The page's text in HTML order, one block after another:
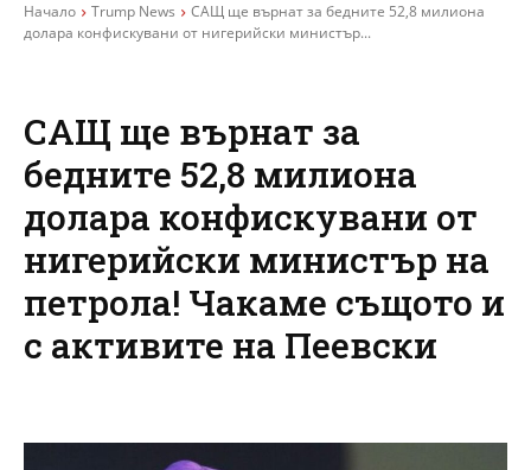
Начало Trump News
САЩ ще върнат за бедните 52,8 милиона
долара конфискувани от нигерийски министър...
САЩ ще върнат за
бедните 52,8 милиона
долара конфискувани от
нигерийски министър на
петрола! Чакаме същото и
с активите на Пеевски